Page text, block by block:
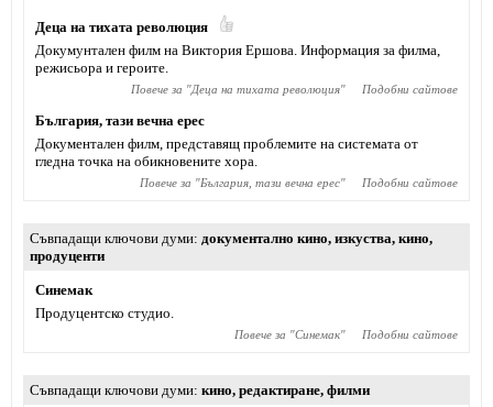
Деца на тихата революция
Докумунтален филм на Виктория Ершова. Информация за филма,
режисьора и героите.
Повече за "Деца на тихата революция" Подобни сайтове
България, тази вечна ерес
Документален филм, представящ проблемите на системата от
гледна точка на обикновените хора.
Повече за "България, тази вечна ерес" Подобни сайтове
Съвпадащи ключови думи документално кино, изкуства, кино,
продуценти
Синемак
Продуцентско студио.
Повече за "Синемак" Подобни сайтове
Съвпадащи ключови думи кино, редактиране, филми